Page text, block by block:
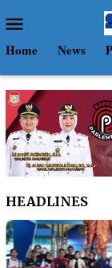
ke
kontenMobile
Home News
HEADLINES